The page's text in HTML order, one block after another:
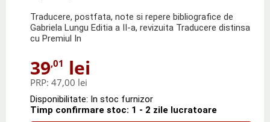
Traducere, postfata, note si repere bibliografice de
Gabriela Lungu Editia a II-a, revizuita Traducere distinsa
cu Premiul In
39,01 lei
PRP: 47,00 lei
Disponibilitate: In stoc furnizor
Timp confirmare stoc: 1 - 2 zile lucratoare